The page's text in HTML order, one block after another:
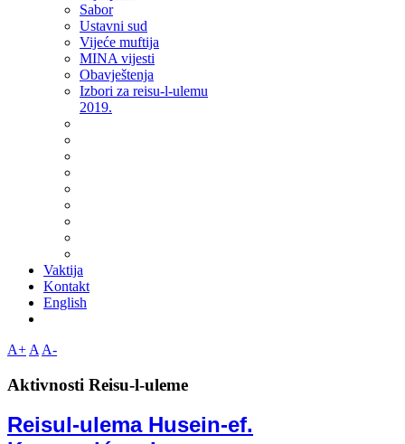
Sabor
Ustavni sud
Vijeće muftija
MINA vijesti
Obavještenja
Izbori za reisu-l-ulemu
2019.
Vaktija
Kontakt
English
A+ A A-
Aktivnosti Reisu-l-uleme
Reisul-ulema Husein-ef.